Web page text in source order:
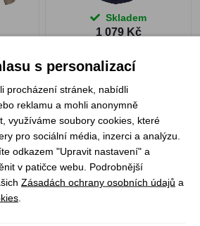
Skladem
1 079 Kč
Krojová halenka
dámská krátký rukáv
100% BA
s personalizací
procházení stránek, nabídli
reklamu a mohli anonymně
využíváme soubory cookies, které
pro sociální média, inzerci a analýzu.
odkazem "Upravit nastavení" a
v patičce webu. Podrobnější
Zásadách ochrany osobních údajů a